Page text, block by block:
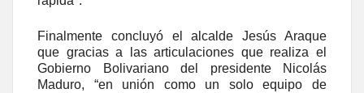
Finalmente concluyó el alcalde Jesús Araque
que gracias a las articulaciones que realiza el
Gobierno Bolivariano del presidente Nicolás
Maduro, “en unión como un solo equipo de